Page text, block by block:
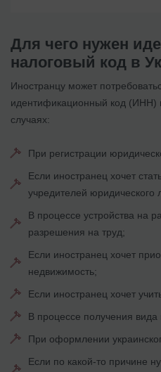
Для чего нужен
налоговый код в
Иностранцу может
идентификационный код (ИНН)
случаях:
При регистрации
Если иностранец хочет
учредителей юридического
В процессе устройства на
разрешения на труд;
Если иностранец хочет
недвижимость;
Если иностранец хочет
В процессе получения вида
При оформлении
Если по какой-то причине